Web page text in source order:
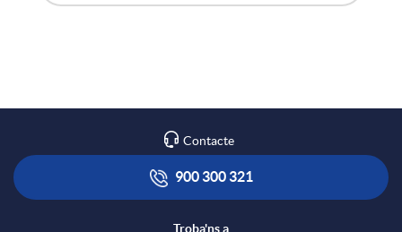
a
r
i
ó
Contacte
900 300 321
Troba'ns a